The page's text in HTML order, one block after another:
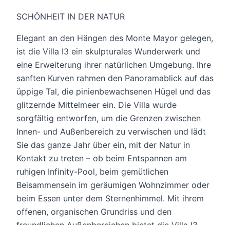
SCHÖNHEIT IN DER NATUR
Elegant an den Hängen des Monte Mayor gelegen,
ist die Villa I3 ein skulpturales Wunderwerk und
eine Erweiterung ihrer natürlichen Umgebung. Ihre
sanften Kurven rahmen den Panoramablick auf das
üppige Tal, die pinienbewachsenen Hügel und das
glitzernde Mittelmeer ein. Die Villa wurde
sorgfältig entworfen, um die Grenzen zwischen
Innen- und Außenbereich zu verwischen und lädt
Sie das ganze Jahr über ein, mit der Natur in
Kontakt zu treten – ob beim Entspannen am
ruhigen Infinity-Pool, beim gemütlichen
Beisammensein im geräumigen Wohnzimmer oder
beim Essen unter dem Sternenhimmel. Mit ihrem
offenen, organischen Grundriss und den